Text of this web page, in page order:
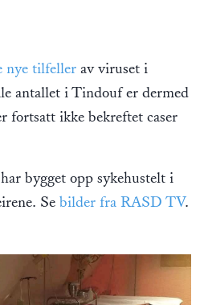
nye tilfeller av viruset i
antallet i Tindouf er dermed
fortsatt ikke bekreftet caser
bygget opp sykehustelt i
Se bilder fra RASD TV.